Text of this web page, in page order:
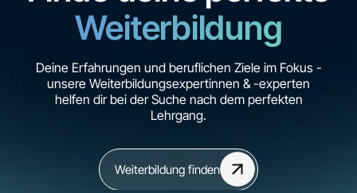
Weiterbildung
Deine Erfahrungen und beruflichen Ziele im Fokus -
unsere Weiterbildungsexpertinnen & -experten
helfen dir bei der Suche nach dem perfekten
Lehrgang.
Weiterbildung finden